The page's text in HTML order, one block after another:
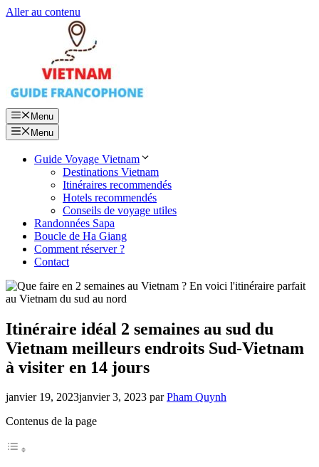
Aller au contenu
Menu
Menu
Guide Voyage Vietnam
Destinations Vietnam
Itinéraires recommendés
Hotels recommendés
Conseils de voyage utiles
Randonnées Sapa
Boucle de Ha Giang
Comment réserver ?
Contact
Itinéraire idéal 2 semaines au sud du
Vietnam meilleurs endroits Sud-Vietnam
à visiter en 14 jours
janvier 19, 2023janvier 3, 2023 parPham Quynh
Contenus de la page